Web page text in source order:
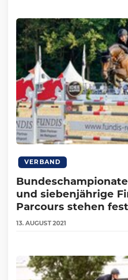
VERBAND
und siebenjährige
Parcours stehen fest
13. AUGUST 2021